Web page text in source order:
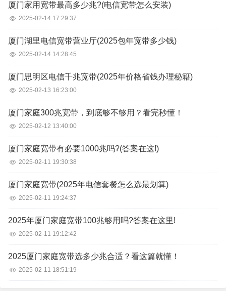
厦门家用宽带最高多少兆?(电信宽带怎么安装)
2025-02-14 17:29:37
厦门湖里电信宽带营业厅(2025包年宽带多少钱)
2025-02-14 14:28:45
厦门思明区电信千兆宽带(2025年价格省钱办理秘籍)
2025-02-13 16:23:00
厦门家庭300兆宽带，到底够不够用？看完秒懂！
2025-02-12 13:40:00
厦门家庭宽带有必要1000兆吗?(答案在这!)
2025-02-11 19:30:38
厦门家庭宽带(2025年电信套餐怎么选最划算)
2025-02-11 19:24:37
2025年厦门家庭宽带100兆够用吗?答案在这里!
2025-02-11 19:12:42
2025厦门家庭宽带选多少兆合适？看这篇就懂！
2025-02-11 18:51:19